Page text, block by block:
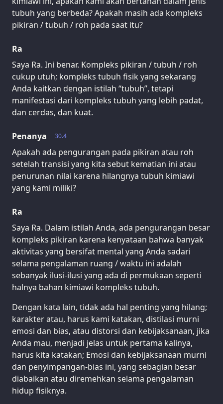
tubuh yang berbeda? Apakah masih ada kompleks
pikiran / tubuh / roh pada saat itu?
Ra
Saya Ra. Ini benar. Kompleks pikiran / tubuh / roh
cukup utuh; kompleks tubuh fisik yang sekarang
Anda kaitkan dengan istilah “tubuh”, tetapi
manifestasi dari kompleks tubuh yang lebih padat,
dan cerdas, dan kuat.
30.4
Penanya
Apakah ada pengurangan pada pikiran atau roh
setelah transisi yang kita sebut kematian ini atau
penurunan nilai karena hilangnya tubuh kimiawi
yang kami miliki?
Ra
Saya Ra. Dalam istilah Anda, ada pengurangan besar
kompleks pikiran karena kenyataan bahwa banyak
aktivitas yang bersifat mental yang Anda sadari
selama pengalaman ruang / waktu ini adalah
sebanyak ilusi-ilusi yang ada di permukaan seperti
halnya bahan kimiawi kompleks tubuh.
Dengan kata lain, tidak ada hal penting yang hilang;
karakter atau, harus kami katakan, distilasi murni
emosi dan bias, atau distorsi dan kebijaksanaan, jika
Anda mau, menjadi jelas untuk pertama kalinya,
harus kita katakan; Emosi dan kebijaksanaan murni
dan penyimpangan-bias ini, yang sebagian besar
diabaikan atau diremehkan selama pengalaman
hidup fisiknya.